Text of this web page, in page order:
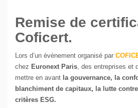
Remise de
Coficert.
Lors d’un évènement organisé par
chez Euronext Paris, des entreprises et
mettre en avant la gouvernance, la
blanchiment de capitaux, la lutte
critères ESG.